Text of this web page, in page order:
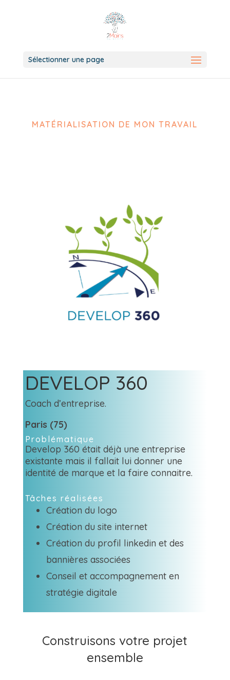
Sélectionner une page
MATÉRIALISATION DE MON TRAVAIL
DEVELOP 360
Coach d’entreprise.
Paris (75)
Problématique
Develop 360 était déjà une entreprise
existante mais il fallait lui donner une
identité de marque et la faire connaitre.
Tâches réalisées
Création du logo
Création du site internet
Création du profil linkedin et des
bannières associées
Conseil et accompagnement en
stratégie digitale
Construisons votre projet
ensemble